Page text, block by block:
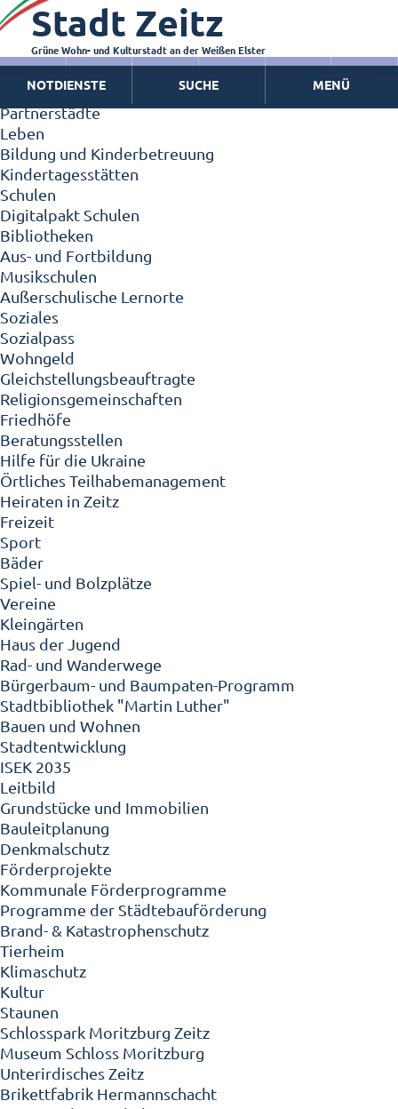
Zeitz - Die Kleinstadt
Willkommen in Zeitz!
Interview mit Oberbürgermeister Christian Thieme
Zeitz - Stadt der Zukunft
Ortschaften
Partnerstädte
Leben
Bildung und Kinderbetreuung
Kindertagesstätten
Schulen
Digitalpakt Schulen
Bibliotheken
Aus- und Fortbildung
Musikschulen
Außerschulische Lernorte
Soziales
Sozialpass
Wohngeld
Gleichstellungsbeauftragte
Religionsgemeinschaften
Friedhöfe
Beratungsstellen
Hilfe für die Ukraine
Örtliches Teilhabemanagement
Heiraten in Zeitz
Freizeit
Sport
Bäder
Spiel- und Bolzplätze
Vereine
Kleingärten
Haus der Jugend
Rad- und Wanderwege
Bürgerbaum- und Baumpaten-Programm
Stadtbibliothek "Martin Luther"
Bauen und Wohnen
Stadtentwicklung
ISEK 2035
Leitbild
Grundstücke und Immobilien
Bauleitplanung
Denkmalschutz
Förderprojekte
Kommunale Förderprogramme
Programme der Städtebauförderung
Brand- & Katastrophenschutz
Tierheim
Klimaschutz
Kultur
Staunen
Schlosspark Moritzburg Zeitz
Museum Schloss Moritzburg
Unterirdisches Zeitz
Brikettfabrik Hermannschacht
Stadt Zeitz
Grüne Wohn- und Kulturstadt an der Weißen Elster
NOTDIENSTE SUCHE MENÜ